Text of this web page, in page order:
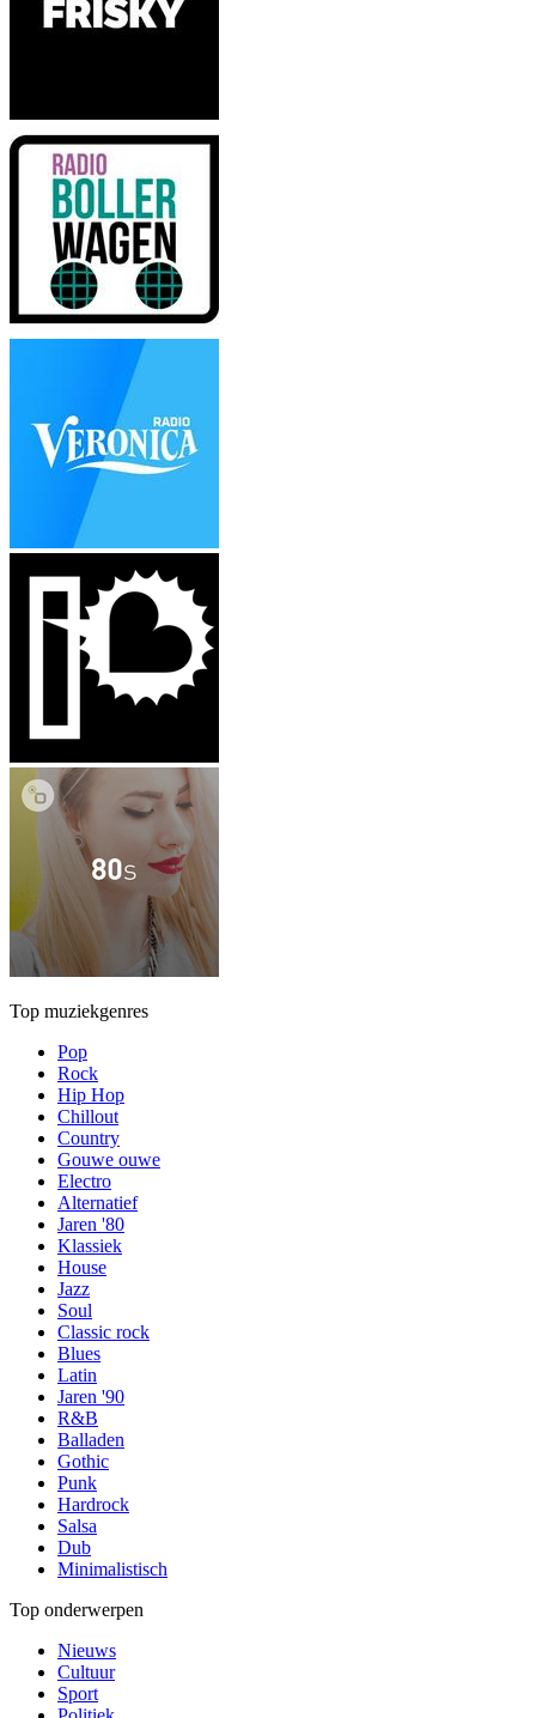
Top muziekgenres
Pop
Rock
Hip Hop
Chillout
Country
Gouwe ouwe
Electro
Alternatief
Jaren '80
Klassiek
House
Jazz
Soul
Classic rock
Blues
Latin
Jaren '90
R&B
Balladen
Gothic
Punk
Hardrock
Salsa
Dub
Minimalistisch
Top onderwerpen
Nieuws
Cultuur
Sport